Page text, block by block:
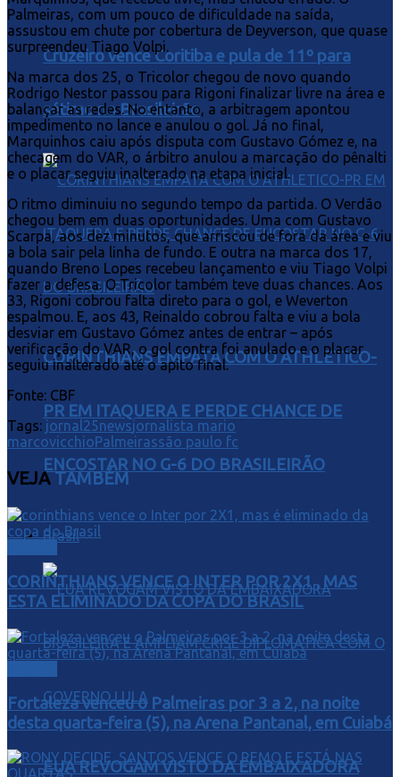
Cruzeiro vence Coritiba e pula de 11º para
sétimo no Brasileirão
CORINTHIANS EMPATA COM O ATHLETICO-
PR EM ITAQUERA E PERDE CHANCE DE
ENCOSTAR NO G-6 DO BRASILEIRÃO
Brasil
EUA REVOGAM VISTO DA EMBAIXADORA
Palmeiras, com um pouco de dificuldade na saída,
assustou em chute por cobertura de Deyverson, que quase
surpreendeu Tiago Volpi.
Na marca dos 25, o Tricolor chegou de novo quando
Rodrigo Nestor passou para Rigoni finalizar livre na área e
balançar as redes. No entanto, a arbitragem apontou
impedimento no lance e anulou o gol. Já no final,
Marquinhos caiu após disputa com Gustavo Gómez e, na
checagem do VAR, o árbitro anulou a marcação do pênalti
e o placar seguiu inalterado na etapa inicial.
O ritmo diminuiu no segundo tempo da partida. O Verdão
chegou bem em duas oportunidades. Uma com Gustavo
Scarpa, aos dez minutos, que arriscou de fora da área e viu
a bola sair pela linha de fundo. E outra na marca dos 17,
quando Breno Lopes recebeu lançamento e viu Tiago Volpi
fazer a defesa. O Tricolor também teve duas chances. Aos
33, Rigoni cobrou falta direto para o gol, e Weverton
espalmou. E, aos 43, Reinaldo cobrou falta e viu a bola
desviar em Gustavo Gómez antes de entrar – após
verificação do VAR, o gol contra foi anulado e o placar
seguiu inalterado até o apito final.
Fonte: CBF
Tags: jornal25newsjornalista mario
marcovicchioPalmeirassão paulo fc
VEJATAMBÉM
CORINTHIANS VENCE O INTER POR 2X1 , MAS
ESTA ELIMINADO DA COPA DO BRASIL
Fortaleza venceu o Palmeiras por 3 a 2, na noite
desta quarta-feira (5), na Arena Pantanal, em Cuiabá